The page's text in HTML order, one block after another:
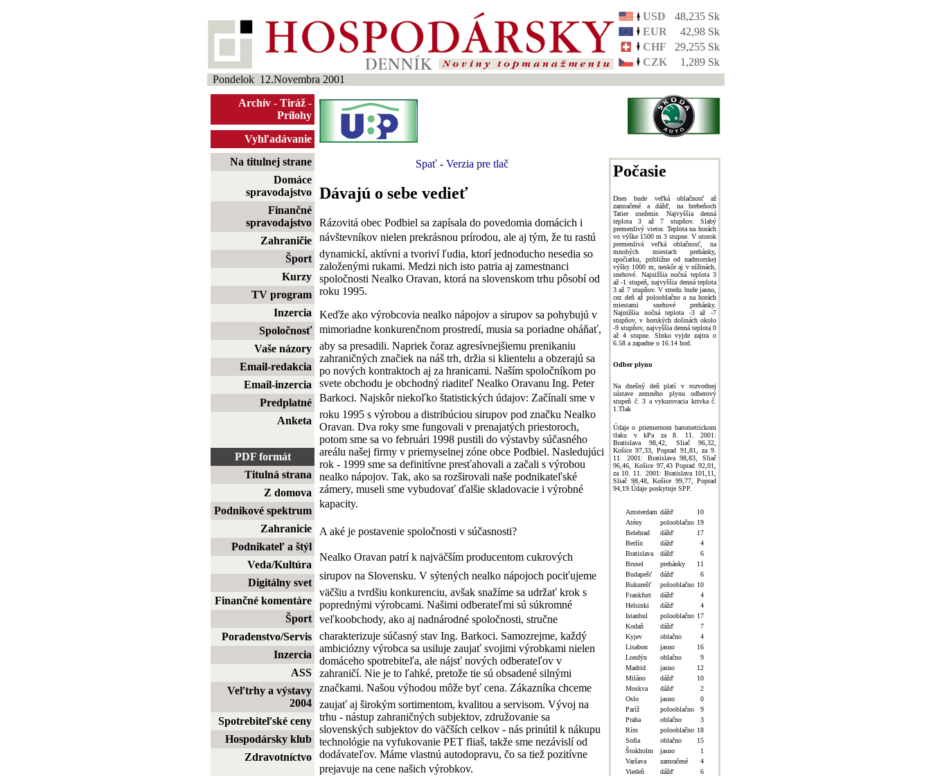
USD
48,235 Sk
EUR
42,98 Sk
CHF
29,255 Sk
CZK
1,289 Sk
Pondelok 12.Novembra 2001
Archív - Tiráž -
Prílohy
Vyhľadávanie
Na titulnej strane
Domáce
spravodajstvo
Finančné
spravodajstvo
Zahraničie
Šport
Kurzy
TV program
Inzercia
Spoločnosť
Vaše názory
Email-redakcia
Email-inzercia
Predplatné
Anketa
PDF formát
Titulná strana
Z domova
Podnikové spektrum
Zahranicie
Podnikateľ a štýl
Veda/Kultúra
Digitálny svet
Finančné komentáre
Šport
Poradenstvo/Servis
Inzercia
ASS
Veľtrhy a výstavy
2004
Spotrebiteľské ceny
Hospodársky klub
Zdravotníctvo
Spať- Verzia pre tlač
Dávajú o sebe vedieť
Rázovitá obec Podbiel sa zapísala do povedomia domácich i
návštevníkov nielen prekrásnou prírodou, ale aj tým, že tu rastú
dynamickí, aktívni a tvoriví ľudia, ktorí jednoducho nesedia so
založenými rukami. Medzi nich isto patria aj zamestnanci
spoločnosti Nealko Oravan, ktorá na slovenskom trhu pôsobí od
roku 1995.
Keďže ako výrobcovia nealko nápojov a sirupov sa pohybujú v
mimoriadne konkurenčnom prostredí, musia sa poriadne oháňať,
aby sa presadili. Napriek čoraz agresívnejšiemu prenikaniu
zahraničných značiek na náš trh, držia si klientelu a obzerajú sa
po nových kontraktoch aj za hranicami. Naším spoločníkom po
svete obchodu je obchodný riaditeľ Nealko Oravanu Ing. Peter
Barkoci. Najskôr niekoľko štatistických údajov: Začínali sme v
roku 1995 s výrobou a distribúciou sirupov pod značku Nealko
Oravan. Dva roky sme fungovali v prenajatých priestoroch,
potom sme sa vo februári 1998 pustili do výstavby súčasného
areálu našej firmy v priemyselnej zóne obce Podbiel. Nasledujúci
rok - 1999 sme sa definitívne presťahovali a začali s výrobou
nealko nápojov. Tak, ako sa rozširovali naše podnikateľské
zámery, museli sme vybudovať ďalšie skladovacie i výrobné
kapacity.
A aké je postavenie spoločnosti v súčasnosti?
Nealko Oravan patrí k najväčším producentom cukrových
sirupov na Slovensku. V sýtených nealko nápojoch pociťujeme
väčšiu a tvrdšiu konkurenciu, avšak snažíme sa udržať krok s
poprednými výrobcami. Našimi odberateľmi sú súkromné
veľkoobchody, ako aj nadnárodné spoločnosti, stručne
charakterizuje súčasný stav Ing. Barkoci. Samozrejme, každý
ambiciózny výrobca sa usiluje zaujať svojimi výrobkami nielen
domáceho spotrebiteľa, ale nájsť nových odberateľov v
zahraničí. Nie je to ľahké, pretože tie sú obsadené silnými
značkami. Našou výhodou môže byť cena. Zákazníka chceme
zaujať aj širokým sortimentom, kvalitou a servisom. Vývoj na
trhu - nástup zahraničných subjektov, združovanie sa
slovenských subjektov do väčších celkov - nás prinútil k nákupu
technológie na vyfukovanie PET fliaš, takže sme nezávislí od
dodávateľov. Máme vlastnú autodopravu, čo sa tiež pozitívne
prejavuje na cene našich výrobkov.
Počasie
Dnes bude veľká oblačnosť až
zamračené a dážď, na hrebeňoch
Tatier sneženie. Najvyššia denná
teplota 3 až 7 stupňov. Slabý
premenlivý vietor. Teplota na horách
vo výške 1500 m 3 stupne. V utorok
premenlivá veľká oblačnosť, na
mnohých miestach prehánky,
spočiatku, približne od nadmorskej
výšky 1000 m, neskôr aj v nížinách,
snehové. Najnižšia nočná teplota 3
až -1 stupeň, najvyššia denná teplota
3 až 7 stupňov. V stredu bude jasno,
cez deň až polooblačno a na horách
miestami snehové prehánky.
Najnižšia nočná teplota -3 až -7
stupňov, v horských dolinách okolo
-9 stupňov, najvyššia denná teplota 0
až 4 stupne. Slnko vyjde zajtra o
6.58 a zapadne o 16.14 hod.
Odber plynu
Na dnešný deň platí v rozvodnej
sústave zemného plynu odberový
stupeň č. 3 a vykurovacia krivka č.
1.Tlak
Údaje o priemernom barometrickom
tlaku v kPa za 8. 11. 2001:
Bratislava 98,42, Sliač 96,32,
Košice 97,33, Poprad 91,81, za 9.
11. 2001: Bratislava 98,83, Sliač
96,46, Košice 97,43 Poprad 92,01,
za 10. 11. 2001: Bratislava 101,11,
Sliač 98,48, Košice 99,77, Poprad
94,19.Údaje poskytuje SPP.
Amsterdam dážď
10
Atény
polooblačno 19
Belehrad
dážď
17
Berlín
dážď
4
Bratislava
dážď
6
Brusel
prehánky
11
Budapešť
dážď
6
Bukurešť
polooblačno 10
Frankfurt
dážď
4
Helsinki
dážď
4
Istanbul
polooblačno 17
Kodaň
dážď
7
Kyjev
oblačno
4
Lisabon
jasno
16
Londýn
oblačno
9
Madrid
jasno
12
Miláno
dážď
10
Moskva
dážď
2
Oslo
jasno
0
Paríž
polooblačno
9
Praha
oblačno
3
Rím
polooblačno 18
Sofia
oblačno
15
Štokholm
jasno
1
Varšava
zamračené
4
Viedeň
dážď
6